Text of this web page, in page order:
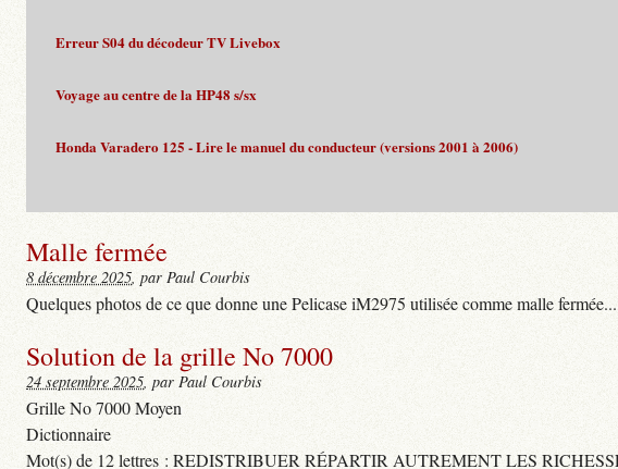
Erreur S04 du décodeur TV Livebox
Voyage au centre de la HP48 s/sx
Honda Varadero 125 - Lire le manuel du conducteur (versions 2001 à 2006)
Malle fermée
8 décembre 2025, par Paul Courbis
Quelques photos de ce que donne une Pelicase iM2975 utilisée comme malle fermée...
Solution de la grille No 7000
24 septembre 2025, par Paul Courbis
Grille No 7000 Moyen
Dictionnaire
Mot(s) de 12 lettres : REDISTRIBUER RÉPARTIR AUTREMENT LES